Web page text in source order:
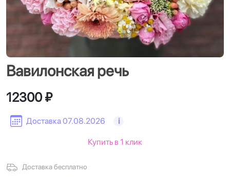
Вавилонская речь
Доставка 07.08.2026 i
12300 ₽
Доставка бесплатно
Купить в 1 клик